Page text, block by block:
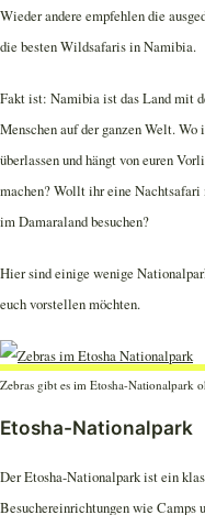
Wieder andere empfehlen die
die besten Wildsafaris in Namibia.
Fakt ist: Namibia ist das Land mit
Menschen auf der ganzen Welt.
überlassen und hängt von euren
machen? Wollt ihr eine Nachtsafari
im Damaraland besuchen?
Hier sind einige wenige
euch vorstellen möchten.
Zebras gibt es im Etosha-Nationalpark
Etosha-Nationalpark
Der Etosha-Nationalpark ist ein
Besuchereinrichtungen wie Camps